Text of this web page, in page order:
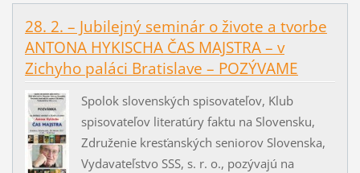
28. 2. – Jubilejný seminár o živote a tvorbe
ANTONA HYKISCHA ČAS MAJSTRA – v
Zichyho paláci Bratislave – POZÝVAME
Spolok slovenských spisovateľov, Klub
spisovateľov literatúry faktu na Slovensku,
Združenie kresťanských seniorov Slovenska,
Vydavateľstvo SSS, s. r. o., pozývajú na